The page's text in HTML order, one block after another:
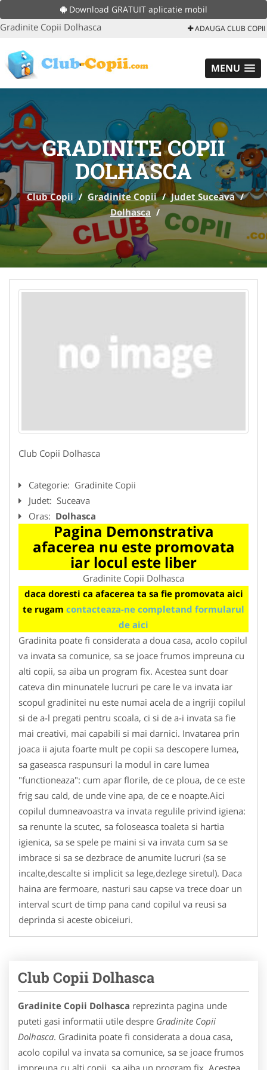
Download GRATUIT aplicatie mobil
Gradinite Copii Dolhasca ADAUGA CLUB COPII
MENU
GRADINITE COPII
DOLHASCA
Club Copii / Gradinite Copii / Judet Suceava /
Dolhasca /
Club Copii Dolhasca
Categorie: Gradinite Copii
Judet: Suceava
Oras: Dolhasca
Pagina Demonstrativa
afacerea nu este promovata
iar locul este liber
Gradinite Copii Dolhasca
daca doresti ca afacerea ta sa fie promovata aici
te rugam contacteaza-ne completand formularul
de aici
Gradinita poate fi considerata a doua casa, acolo copilul
va invata sa comunice, sa se joace frumos impreuna cu
alti copii, sa aiba un program fix. Acestea sunt doar
cateva din minunatele lucruri pe care le va invata iar
scopul gradinitei nu este numai acela de a ingriji copilul
si de a-l pregati pentru scoala, ci si de a-i invata sa fie
mai creativi, mai capabili si mai darnici. Invatarea prin
joaca ii ajuta foarte mult pe copii sa descopere lumea,
sa gaseasca raspunsuri la modul in care lumea
"functioneaza": cum apar florile, de ce ploua, de ce este
frig sau cald, de unde vine apa, de ce e noapte.Aici
copilul dumneavoastra va invata regulile privind igiena:
sa renunte la scutec, sa foloseasca toaleta si hartia
igienica, sa se spele pe maini si va invata cum sa se
imbrace si sa se dezbrace de anumite lucruri (sa se
incalte,descalte si implicit sa lege,dezlege siretul). Daca
haina are fermoare, nasturi sau capse va trece doar un
interval scurt de timp pana cand copilul va reusi sa
deprinda si aceste obiceiuri.
Club Copii Dolhasca
Gradinite Copii Dolhasca reprezinta pagina unde
puteti gasi informatii utile despre Gradinite Copii
Dolhasca. Gradinita poate fi considerata a doua casa,
acolo copilul va invata sa comunice, sa se joace frumos
impreuna cu alti copii, sa aiba un program fix. Acestea